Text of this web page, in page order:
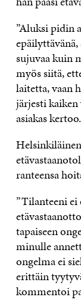
”Aluksi pidin
sujuvaa kuin
myös siitä,
laitetta, vaan
järjesti
asiakas kertoo.
ranteensa
”Tilanteeni
tapaiseen
minulle
ongelma ei
erittäin
kommentoi